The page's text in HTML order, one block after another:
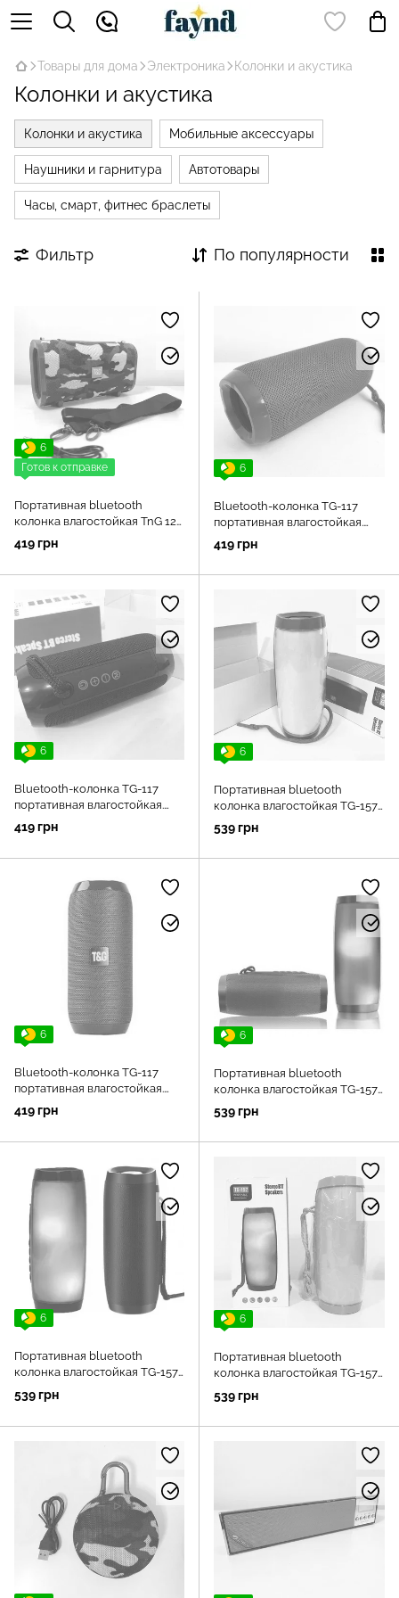
Товары для дома Электроника Колонки и акустика
Колонки и акустика
Колонки и акустика Мобильные аксессуары
Наушники и гарнитура Автотовары
Часы, смарт, фитнес браслеты
Фильтр По популярности
6
Готов к отправке
Портативная bluetooth
колонка влагостойкая TnG 123.
Цвет: камуфляж
419 грн
6
Bluetooth-колонка TG-117
портативная влагостойкая.
Цвет: красный
419 грн
6
Bluetooth-колонка TG-117
портативная влагостойкая.
Цвет: черный
419 грн
6
Портативная bluetooth
колонка влагостойкая TG-157
Pulse с разноцветной
подсветкой. Цвет: красный
539 грн
6
Bluetooth-колонка TG-117
портативная влагостойкая.
Цвет: синий
419 грн
6
Портативная bluetooth
колонка влагостойкая TG-157
Pulse с разноцветной
подсветкой. Цвет: синий
539 грн
6
Портативная bluetooth
колонка влагостойкая TG-157
подсветкой. Цвет: черный
539 грн
6
Портативная bluetooth
колонка влагостойкая TG-157
подсветкой. Цвет: бирюзовый
539 грн